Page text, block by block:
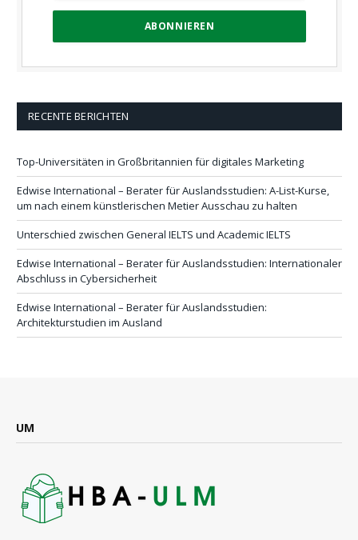
RECENTE BERICHTEN
Top-Universitäten in Großbritannien für digitales Marketing
Edwise International – Berater für Auslandsstudien: A-List-Kurse,
um nach einem künstlerischen Metier Ausschau zu halten
Unterschied zwischen General IELTS und Academic IELTS
Edwise International – Berater für Auslandsstudien: Internationaler
Abschluss in Cybersicherheit
Edwise International – Berater für Auslandsstudien:
Architekturstudien im Ausland
UM